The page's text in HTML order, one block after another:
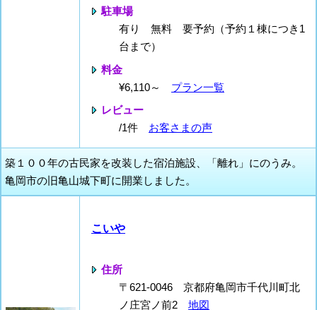
駐車場
有り 無料 要予約（予約１棟につき1
台まで）
料金
¥6,110～ プラン一覧
レビュー
/1件 お客さまの声
築１００年の古民家を改装した宿泊施設、「離れ」にのうみ。
亀岡市の旧亀山城下町に開業しました。
こいや
住所
〒621-0046 京都府亀岡市千代川町北
ノ庄宮ノ前2 地図